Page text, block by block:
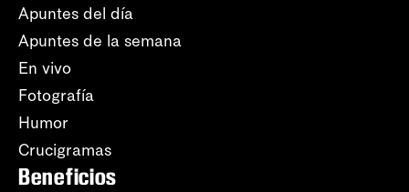
Apuntes del día
Apuntes de la semana
En vivo
Fotografía
Humor
Crucigramas
Beneficios